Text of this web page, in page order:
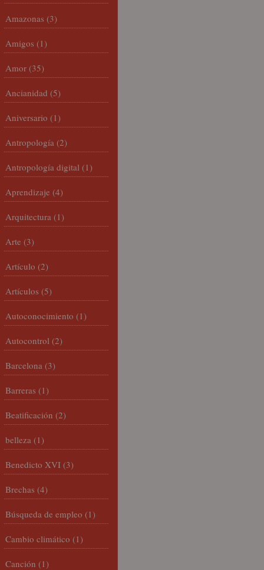
Amazonas (3)
Amigos (1)
Amor (35)
Ancianidad (5)
Aniversario (1)
Antropología (2)
Antropología digital (1)
Aprendizaje (4)
Arquitectura (1)
Arte (3)
Artículo (2)
Artículos (5)
Autoconocimiento (1)
Autocontrol (2)
Barcelona (3)
Barreras (1)
Beatificación (2)
belleza (1)
Benedicto XVI (3)
Brechas (4)
Búsqueda de empleo (1)
Cambio climático (1)
Canción (1)